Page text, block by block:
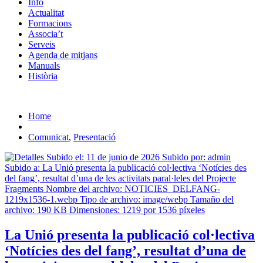
Info
Actualitat
Formacions
Associa’t
Serveis
Agenda de mitjans
Manuals
Història
Home
Comunicat, Presentació
La Unió presenta la publicació col·lectiva
‘Notícies des del fang’, resultat d’una de